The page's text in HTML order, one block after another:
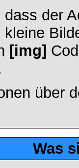
dass der
[img]
über
Was